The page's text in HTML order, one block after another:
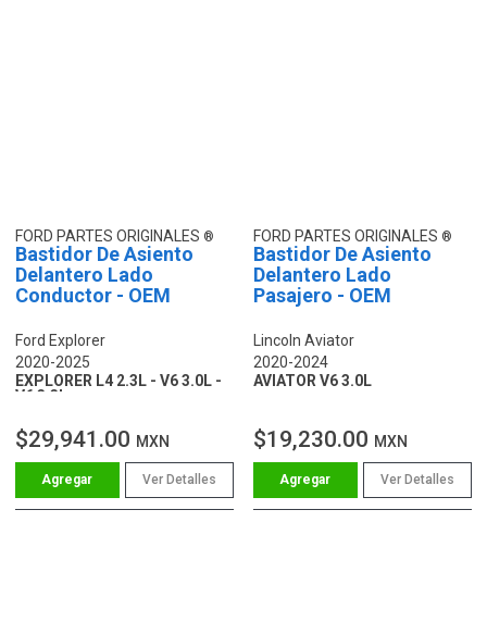
FORD PARTES ORIGINALES
Bastidor De Asiento
Delantero Lado
Conductor - OEM
Ford Explorer
2020-2025
EXPLORER L4 2.3L - V6 3.0L -
V6 3.3L
$29,941.00 MXN
Ver Detalles
FORD PARTES ORIGINALES
Bastidor De Asiento
Delantero Lado
Pasajero - OEM
Lincoln Aviator
2020-2024
AVIATOR V6 3.0L
$19,230.00 MXN
Ver Detalles